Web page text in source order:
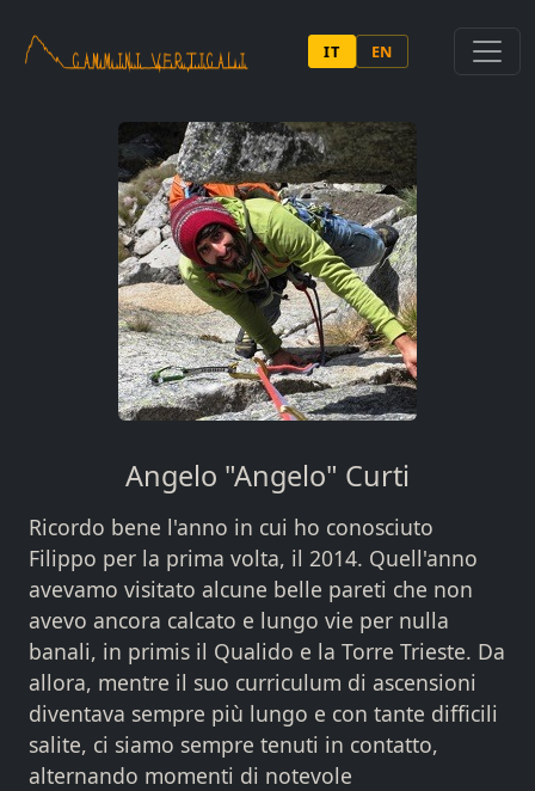
IT EN
Angelo "Angelo" Curti
Ricordo bene l'anno in cui ho conosciuto
Filippo per la prima volta, il 2014. Quell'anno
avevamo visitato alcune belle pareti che non
avevo ancora calcato e lungo vie per nulla
banali, in primis il Qualido e la Torre Trieste. Da
allora, mentre il suo curriculum di ascensioni
diventava sempre più lungo e con tante difficili
salite, ci siamo sempre tenuti in contatto,
alternando momenti di notevole